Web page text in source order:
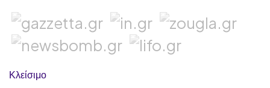
MyDates
Perfect Date
vresgynaikares.com
Κλείσιμο